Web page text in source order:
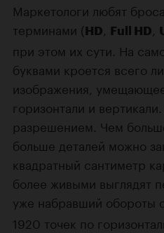
Маркетологи любят
терминами (HD Full HD
при этом их сути. На
буквами кроется всего
изображения,
горизонтали и
разрешением. Чем
больше деталей можно
квадратный сантиметр
более живыми выглядят
уже набравший обороты
1920 точек по